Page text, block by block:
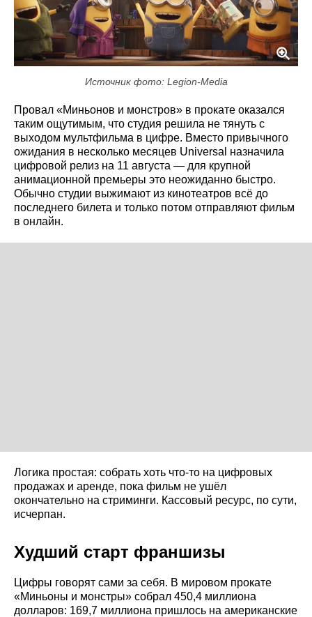
Источник фото: Legion-Media
Провал «Миньонов и монстров» в прокате оказался
таким ощутимым, что студия решила не тянуть с
выходом мультфильма в цифре. Вместо привычного
ожидания в несколько месяцев Universal назначила
цифровой релиз на 11 августа — для крупной
анимационной премьеры это неожиданно быстро.
Обычно студии выжимают из кинотеатров всё до
последнего билета и только потом отправляют фильм
в онлайн.
Логика простая: собрать хоть что-то на цифровых
продажах и аренде, пока фильм не ушёл
окончательно на стриминги. Кассовый ресурс, по сути,
исчерпан.
Худший старт франшизы
Цифры говорят сами за себя. В мировом прокате
«Миньоны и монстры» собрал 450,4 миллиона
долларов: 169,7 миллиона пришлось на американские